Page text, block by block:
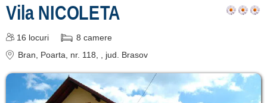
Vila NICOLETA
16 locuri 8 camere
Bran , Poarta, nr. 118, , jud. Brasov